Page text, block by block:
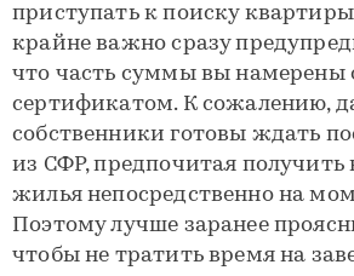
приступать к поиску
крайне важно сразу
что часть суммы вы намерены
сертификатом. К сожалению,
собственники готовы ждать
из СФР, предпочитая получить
жилья непосредственно на
Поэтому лучше заранее
чтобы не тратить время на